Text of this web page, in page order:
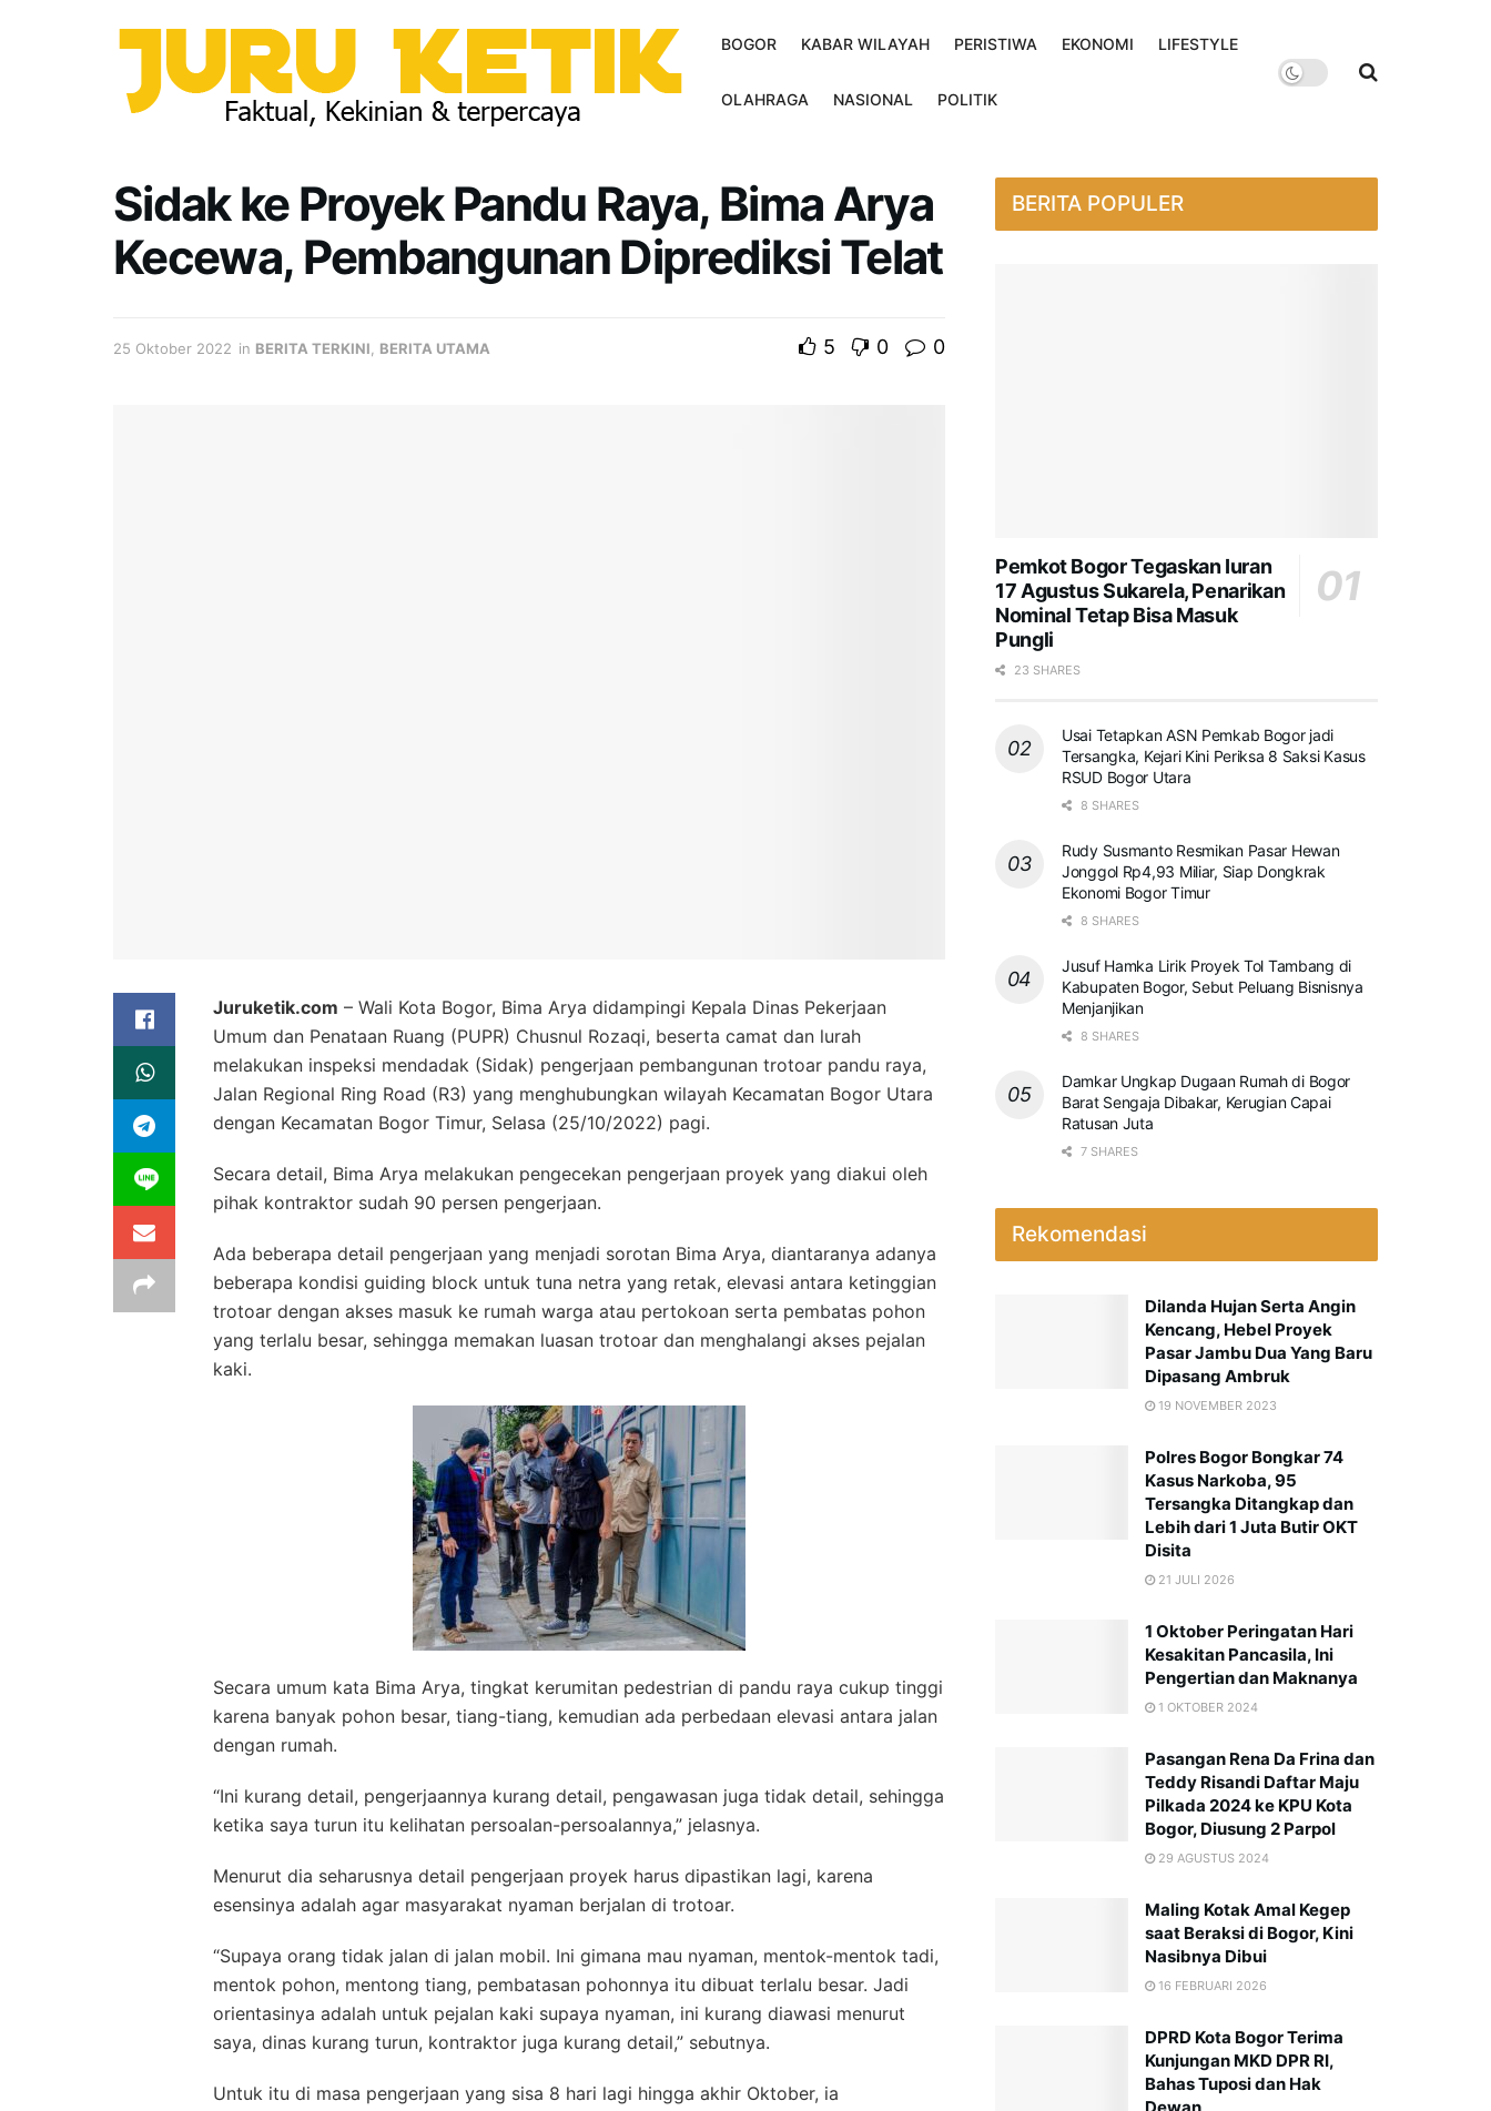
BOGOR KABAR WILAYAH PERISTIWA EKONOMI LIFESTYLE
OLAHRAGA NASIONAL POLITIK
Sidak ke Proyek Pandu Raya, Bima Arya
Kecewa, Pembangunan Diprediksi Telat
25 Oktober 2022 in BERITA TERKINI BERITA UTAMA 5 0 0
Juruketik.com – Wali Kota Bogor, Bima Arya didampingi Kepala Dinas Pekerjaan
Umum dan Penataan Ruang (PUPR) Chusnul Rozaqi, beserta camat dan lurah
melakukan inspeksi mendadak (Sidak) pengerjaan pembangunan trotoar pandu raya,
Jalan Regional Ring Road (R3) yang menghubungkan wilayah Kecamatan Bogor Utara
dengan Kecamatan Bogor Timur, Selasa (25/10/2022) pagi.
Secara detail, Bima Arya melakukan pengecekan pengerjaan proyek yang diakui oleh
pihak kontraktor sudah 90 persen pengerjaan.
Ada beberapa detail pengerjaan yang menjadi sorotan Bima Arya, diantaranya adanya
beberapa kondisi guiding block untuk tuna netra yang retak, elevasi antara ketinggian
trotoar dengan akses masuk ke rumah warga atau pertokoan serta pembatas pohon
yang terlalu besar, sehingga memakan luasan trotoar dan menghalangi akses pejalan
kaki.
Secara umum kata Bima Arya, tingkat kerumitan pedestrian di pandu raya cukup tinggi
karena banyak pohon besar, tiang-tiang, kemudian ada perbedaan elevasi antara jalan
dengan rumah.
“Ini kurang detail, pengerjaannya kurang detail, pengawasan juga tidak detail, sehingga
ketika saya turun itu kelihatan persoalan-persoalannya,” jelasnya.
Menurut dia seharusnya detail pengerjaan proyek harus dipastikan lagi, karena
esensinya adalah agar masyarakat nyaman berjalan di trotoar.
“Supaya orang tidak jalan di jalan mobil. Ini gimana mau nyaman, mentok-mentok tadi,
mentok pohon, mentong tiang, pembatasan pohonnya itu dibuat terlalu besar. Jadi
orientasinya adalah untuk pejalan kaki supaya nyaman, ini kurang diawasi menurut
saya, dinas kurang turun, kontraktor juga kurang detail,” sebutnya.
Untuk itu di masa pengerjaan yang sisa 8 hari lagi hingga akhir Oktober, ia
BERITA POPULER
Pemkot Bogor Tegaskan Iuran
17 Agustus Sukarela, Penarikan
Nominal Tetap Bisa Masuk
Pungli
23 SHARES
Usai Tetapkan ASN Pemkab Bogor jadi
Tersangka, Kejari Kini Periksa 8 Saksi Kasus
RSUD Bogor Utara
8 SHARES
Rudy Susmanto Resmikan Pasar Hewan
Jonggol Rp4,93 Miliar, Siap Dongkrak
Ekonomi Bogor Timur
8 SHARES
Jusuf Hamka Lirik Proyek Tol Tambang di
Kabupaten Bogor, Sebut Peluang Bisnisnya
Menjanjikan
8 SHARES
Damkar Ungkap Dugaan Rumah di Bogor
Barat Sengaja Dibakar, Kerugian Capai
Ratusan Juta
7 SHARES
Rekomendasi
Dilanda Hujan Serta Angin
Kencang, Hebel Proyek
Pasar Jambu Dua Yang Baru
Dipasang Ambruk
19 NOVEMBER 2023
Polres Bogor Bongkar 74
Kasus Narkoba, 95
Tersangka Ditangkap dan
Lebih dari 1 Juta Butir OKT
Disita
21 JULI 2026
1 Oktober Peringatan Hari
Kesakitan Pancasila, Ini
Pengertian dan Maknanya
1 OKTOBER 2024
Pasangan Rena Da Frina dan
Teddy Risandi Daftar Maju
Pilkada 2024 ke KPU Kota
Bogor, Diusung 2 Parpol
29 AGUSTUS 2024
Maling Kotak Amal Kegep
saat Beraksi di Bogor, Kini
Nasibnya Dibui
16 FEBRUARI 2026
DPRD Kota Bogor Terima
Kunjungan MKD DPR RI,
Bahas Tuposi dan Hak
Dewan